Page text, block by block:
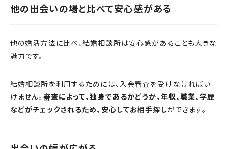
他の出会いの場と比べて安心感がある
他の婚活方法に比べ、結婚相談所は安心感があることも大きな
魅力です。
結婚相談所を利用するためには、入会審査を受けなければい
けません。 審査によって、独身であるかどうか、年収、職業、学歴
などがチェックされるため、安心してお相手探しができます。